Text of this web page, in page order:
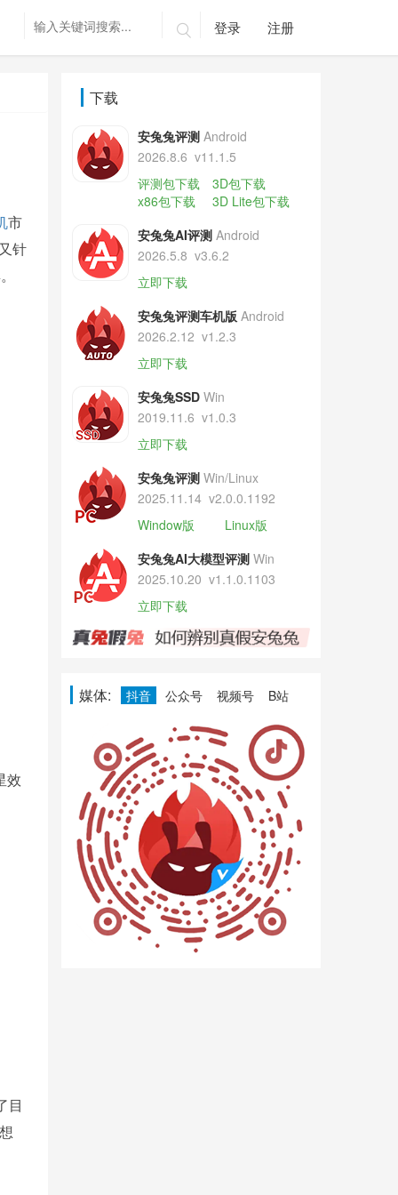
 登录 注册
市
针
效
目
下载
安兔兔评测 Android
2026.8.6 v11.1.5
评测包下载
3D包下载
x86包下载
3D Lite包下载
安兔兔AI评测 Android
2026.5.8 v3.6.2
立即下载
安兔兔评测车机版 Android
2026.2.12 v1.2.3
立即下载
安兔兔SSD Win
2019.11.6 v1.0.3
立即下载
安兔兔评测 Win/Linux
2025.11.14 v2.0.0.1192
Window版
Linux版
安兔兔AI大模型评测 Win
2025.10.20 v1.1.0.1103
立即下载
媒体: 抖音 公众号 视频号 B站